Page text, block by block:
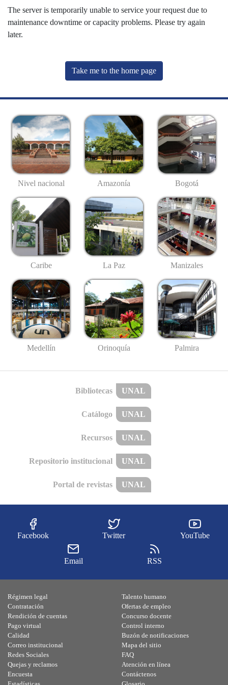
The server is temporarily unable to service your request due to
maintenance downtime or capacity problems. Please try again
later.
Take me to the home page
Nivel nacional Amazonía Bogotá
Caribe La Paz Manizales
Medellín Orinoquía Palmira
Bibliotecas UNAL
Catálogo UNAL
Recursos UNAL
Repositorio institucional UNAL
Portal de revistas UNAL
Facebook Twitter YouTube
Email RSS
Régimen legal
Contratación
Rendición de cuentas
Pago virtual
Calidad
Talento humano
Ofertas de empleo
Concurso docente
Control interno
Buzón de notificaciones
Correo institucional
Redes Sociales
Quejas y reclamos
Encuesta
Mapa del sitio
FAQ
Atención en línea
Contáctenos